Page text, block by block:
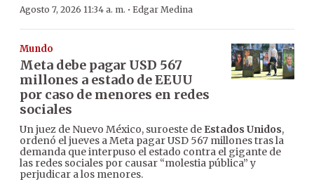
Agosto 7, 2026 11:34 a. m. · Edgar Medina
Mundo
Meta debe pagar USD 567
millones a estado de EEUU
por caso de menores en redes
sociales
Un juez de Nuevo México, suroeste de Estados Unidos,
ordenó el jueves a Meta pagar USD 567 millones tras la
demanda que interpuso el estado contra el gigante de
las redes sociales por causar “molestia pública” y
perjudicar a los menores.